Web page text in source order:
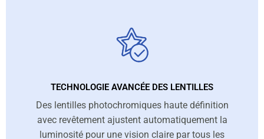
TECHNOLOGIE AVANCÉE DES LENTILLES
Des lentilles photochromiques haute définition
avec revêtement ajustent automatiquement la
luminosité pour une vision claire par tous les